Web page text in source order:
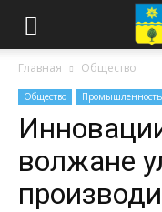
Главная Общество
Общество Промышленность
волжане